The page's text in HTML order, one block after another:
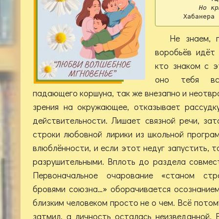
Но
Не знаем,
воробьёв
кто знаком с
оно тебя
падающего коршуна, так же внезапно и
зрения на окружающее, отказывает
действительности. Лишает связной речи,
строки любовной лирики из школьной
влюблённости, и если этот недуг запустить,
разрушительными. Вплоть до раздела
Первоначальное очарование «станом
бровями союзна…» оборачивается
близким человеком просто не о чем. Всё
затмил, а личность осталась неизведанной.